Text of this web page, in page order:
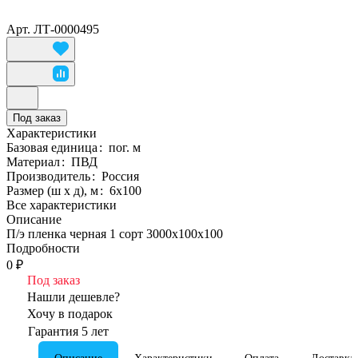
Арт. ЛТ-0000495
Под заказ
Характеристики
Базовая единица : пог. м
Материал: ПВД
Производитель: Россия
Размер (ш х д), м: 6х100
Все характеристики
Описание
П/э пленка черная 1 сорт 3000х100х100
Подробности
0 ₽
Под заказ
Нашли дешевле?
Хочу в подарок
Гарантия 5 лет